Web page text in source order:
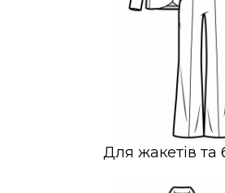
Для жакетів та